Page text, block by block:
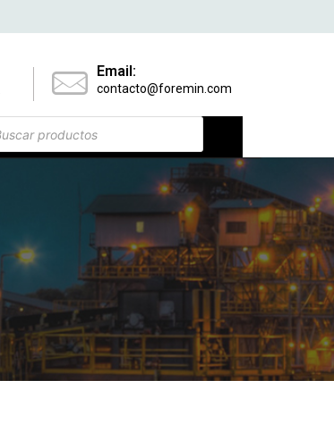
Email:
contacto@foremin.com